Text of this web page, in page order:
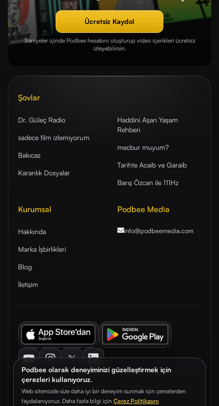
Podbee olarak deneyiminizi güzelleştirmek için
çerezleri kullanıyoruz.
Web sitemizde size daha iyi bir deneyim sunmak için çerezlerden
faydalanıyoruz. Daha fazla bilgi için Çerez Politikasını
Ücretsiz Kaydol
Saniyeler içinde Podbee hesabını oluşturup video içerikleri ücretsiz
izleyebilirsin.
Şovlar
Dr. Güleç Radio
sadece film izlemiyorum
Bakıcaz
Karanlık Dosyalar
Haddini Aşan Yaşam
Rehberi
mecbur muyum?
Tarihte Acaib ve Garaib
Barış Özcan ile 111Hz
Kurumsal
Hakkında
Marka İşbirlikleri
Blog
İletişim
Podbee Media
info@podbeemedia.com